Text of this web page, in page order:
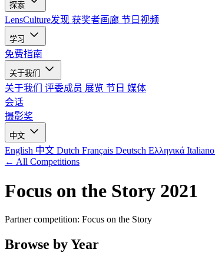
探索
LensCulture发现 获奖者画廊 节日视频
学习
免费指南
关于我们
关于我们 评委成员 展览 节日 媒体
会话
摄影奖
中文
English 中文 Dutch Français Deutsch Ελληνικά Italiano
← All Competitions
Focus on the Story 2021
Partner competition: Focus on the Story
Browse by Year